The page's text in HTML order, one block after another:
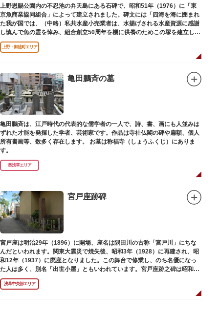
上野恩賜公園内の不忍池の弁天島にある石碑で、昭和51年（1976）に「東
京魚商業協同組合」によって建立されました。碑文には「四海を海に囲まれ
た我が国では、（中略）私共水産小売業者は、水揚げされる水産資源に感謝
し慎んで魚の霊を悼み、組合創立50周年を機に供養のためこの塚を建立しま
す」とあります。
上野・御徒町エリア
亀田鵬斉の墓
亀田鵬斉は、江戸時代の代表的な儒学者の一人で、詩、書、画にも人並みは
ずれた才能を発揮した学者、芸術家です。作品は寺社仏閣の碑や扁額、個人
所有書画等、数多く存在します。 お墓は称福寺（しょうふくじ）にありま
す。
奥浅草エリア
宮戸座跡碑
宮戸座は明治29年（1896）に開場、座名は隅田川の古称「宮戸川」にちな
んだといわれます。関東大震災で焼失後、昭和3年（1928）に再建され、昭
和12年（1937）に廃座となりました。この舞台で修業し、のち名優になっ
た人は多く、別名「出世小屋」ともいわれています。宮戸座跡之碑は昭和53
年（1978）に建てられました。
浅草中央部エリア